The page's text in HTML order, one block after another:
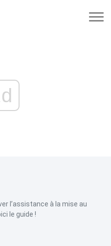
l’assistance à la mise au
le guide !